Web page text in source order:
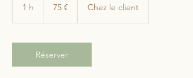
1 h 75 € Chez le client
Réserver